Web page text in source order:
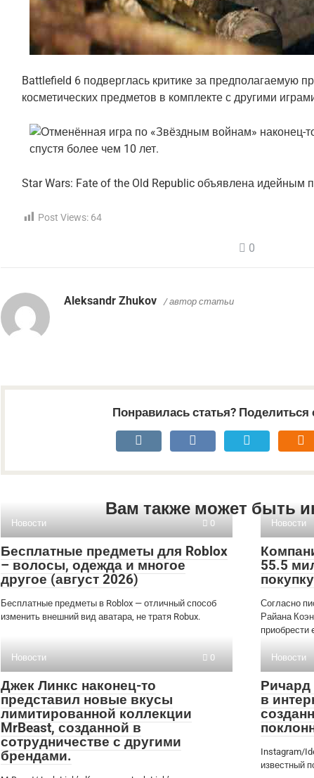
Battlefield 6 подверглась критике за предполагаемую
косметических предметов в комплекте с другими
Star Wars: Fate of the Old Republic объявлена ​​идейным
Post Views: 64
0
Aleksandr Zhukov / автор статьи
Понравилась статья? Поделиться
Вам также может быть
Новости 0
Бесплатные предметы для Roblox
– волосы, одежда и многое
другое (август 2026)
Бесплатные предметы в Roblox — отличный способ
изменить внешний вид аватара, не тратя Robux.
Новости
55.5
Согласно
Райана
приобрести
Новости 0
Джек Линкс наконец-то
представил новые вкусы
лимитированной коллекции
MrBeast, созданной в
сотрудничестве с другими
брендами.
Новости
в
Instagram/
известный